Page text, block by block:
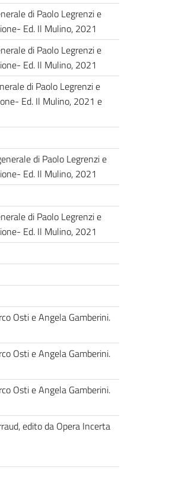
di Paolo Legrenzi e
Ed. Il Mulino, 2021
di Paolo Legrenzi e
Ed. Il Mulino, 2021
di Paolo Legrenzi e
Ed. Il Mulino, 2021 e
di Paolo Legrenzi e
Ed. Il Mulino, 2021
di Paolo Legrenzi e
Ed. Il Mulino, 2021
Osti e Angela Gamberini.
Osti e Angela Gamberini.
Osti e Angela Gamberini.
edito da Opera Incerta